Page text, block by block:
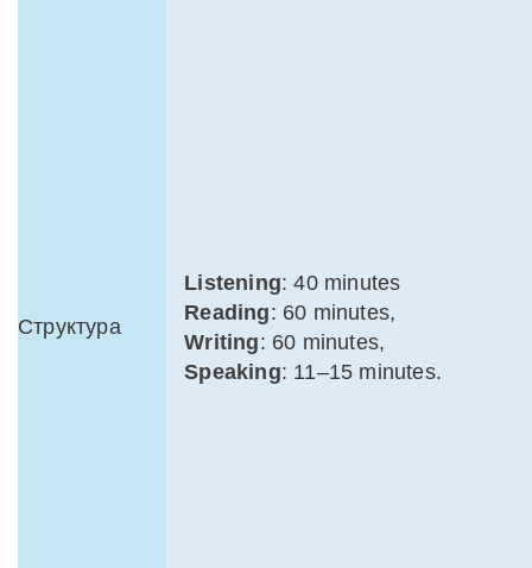
Структура
Listening: 40 minutes
Reading: 60 minutes,
Writing: 60 minutes,
Speaking: 11–15 minutes.